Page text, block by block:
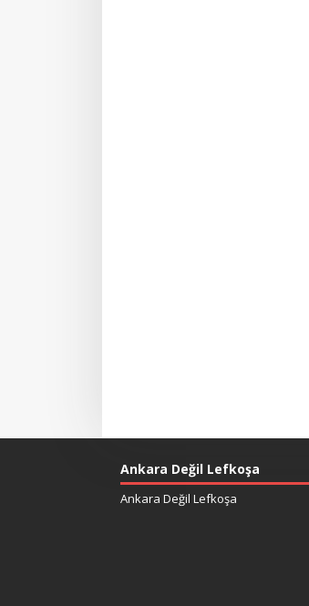
Ankara Değil Lefkoşa
Ankara Değil Lefkoşa